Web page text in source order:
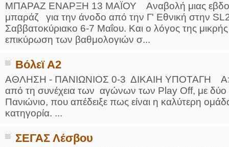
ΜΠΑΡΑΖ ΕΝΑΡΞΗ 13 ΜΑΪΟΥ Αναβολή μιας
μπαράζ για την άνοδο από την Γ' Εθνική στην
Σαββατοκύριακο 6-7 Μαΐου. Και ο λόγος της
επικύρωση των βαθμολογιών σ...
Βόλεϊ Α2
ΑΘΛΗΣΗ - ΠΑΝΙΩΝΙΟΣ 0-3 ΔΙΚΑΙΗ ΥΠΟΤΑΓΗ
από τη συνέχεια των αγώνων των Play Off, με δύο
Πανιώνιο, που απέδειξε πως είναι η καλύτερη
κατηγορία. ...
ΣΕΓΑΣ Λέσβου